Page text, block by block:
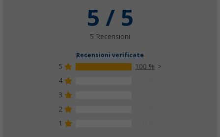
5 / 5
5 Recensioni
Recensioni verificate
5
100 %
4
3
2
1